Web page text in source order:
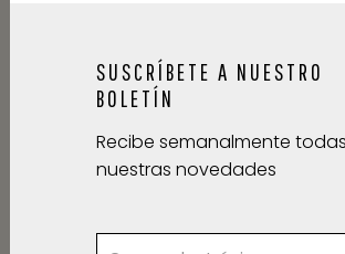
SUSCRÍBETE A NUESTRO
BOLETÍN
Recibe semanalmente todas
nuestras novedades